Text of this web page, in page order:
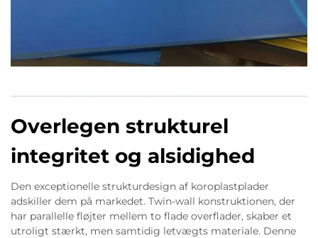
Overlegen strukturel
integritet og alsidighed
Den exceptionelle strukturdesign af koroplastplader
adskiller dem på markedet. Twin-wall konstruktionen, der
har parallelle fløjter mellem to flade overflader, skaber et
utroligt stærkt, men samtidig letvægts materiale. Denne